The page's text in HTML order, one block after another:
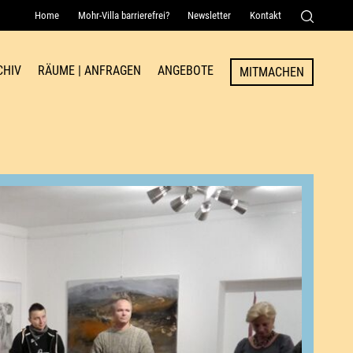
Home Mohr-Villa barrierefrei? Newsletter Kontakt
Senden
RÄUME | ANFRAGEN ANGEBOTE MITMACHEN